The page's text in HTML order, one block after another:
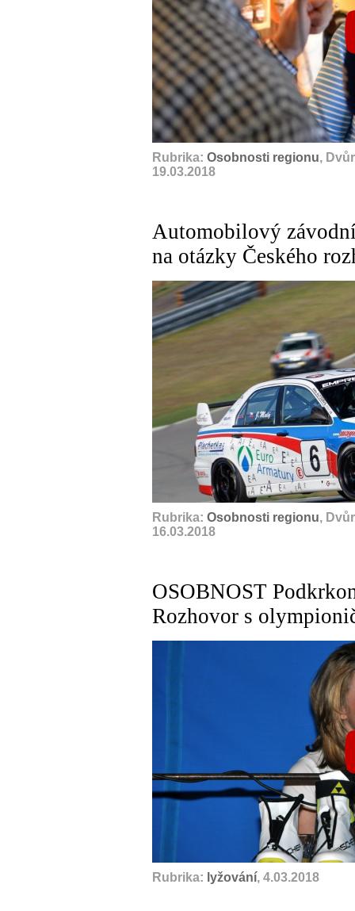
Rubrika: Osobnosti regionu,
19.03.2018
Automobilový
na otázky Českého
Rubrika: Osobnosti regionu,
16.03.2018
OSOBNOST
Rozhovor s
Rubrika: lyžování, 4.03.2018